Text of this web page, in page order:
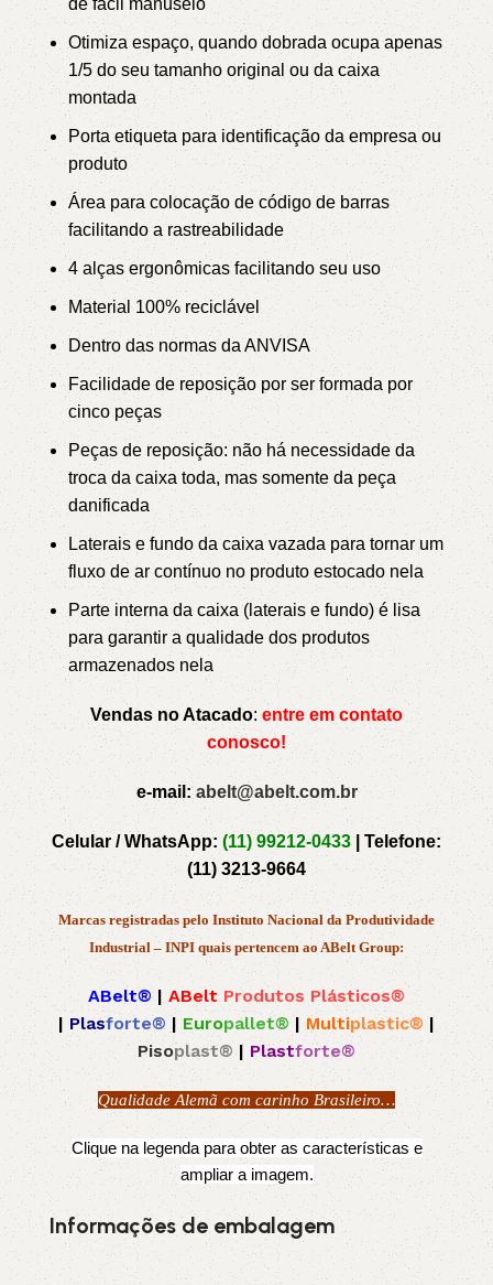
de fácil manuseio
Otimiza espaço, quando dobrada ocupa apenas
1/5 do seu tamanho original ou da caixa
montada
Porta etiqueta para identificação da empresa ou
produto
Área para colocação de código de barras
facilitando a rastreabilidade
4 alças ergonômicas facilitando seu uso
Material 100% reciclável
Dentro das normas da ANVISA
Facilidade de reposição por ser formada por
cinco peças
Peças de reposição: não há necessidade da
troca da caixa toda, mas somente da peça
danificada
Laterais e fundo da caixa vazada para tornar um
fluxo de ar contínuo no produto estocado nela
Parte interna da caixa (laterais e fundo) é lisa
para garantir a qualidade dos produtos
armazenados nela
Vendas no Atacado: entre em contato
conosco!
e-mail: abelt@abelt.com.br
Celular / WhatsApp: (11) 99212-0433 Telefone:
(11) 3213-9664
Marcas registradas pelo Instituto Nacional da Produtividade
Industrial – INPI quais pertencem ao ABelt Group:
ABelt®| ABelt Produtos Plásticos®
| Plasforte® | Europallet® | Multiplastic® |
Pisoplast®| Plastforte®
Qualidade Alemã com carinho Brasileiro…
Clique na legenda para obter as características e
ampliar a imagem.
Informações de embalagem